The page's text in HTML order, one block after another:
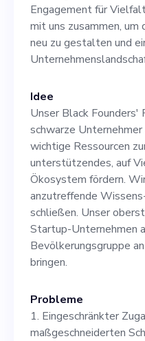
Der ideale
über
Denkweise
Inklusion.
uns
Startup-
gestalten
gerechtere
schaffen.
Engagement für
mit uns zusammen,
neu zu gestalten und
Idee
Unser Black Founders'
schwarze
wichtige Ressourcen
unterstützendes, auf
Ökosystem fördern.
anzutreffende
schließen. Unser
Startup-Unternehmen
Bevölkerungsgruppe
bringen.
Probleme
1. Eingeschränkter
maßgeschneiderten